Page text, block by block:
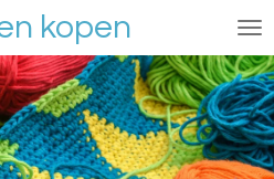
kopen